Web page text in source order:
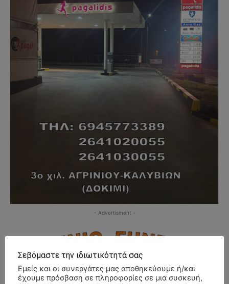
- Advertisment -
Σεβόμαστε την ιδιωτικότητά σας
Εμείς και οι συνεργάτες μας αποθηκεύουμε ή/και
έχουμε πρόσβαση σε πληροφορίες σε μια συσκευή,